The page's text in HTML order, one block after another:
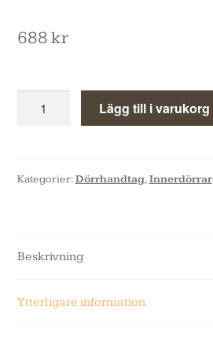
688kr
Lägg till i varukorg
Kategorier:Dörrhandtag,Innerdörrar
Beskrivning
Ytterligare information